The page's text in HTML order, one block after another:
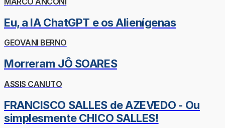
Eu, a IA ChatGPT e os Alienígenas
GEOVANI BERNO
Morreram JÔ SOARES
ASSIS CANUTO
FRANCISCO SALLES de AZEVEDO - Ou
simplesmente CHICO SALLES!